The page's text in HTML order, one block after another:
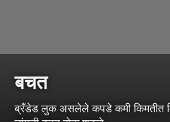
बचत
ब्रँडेड लुक असलेले कपडे कमी किमतीत